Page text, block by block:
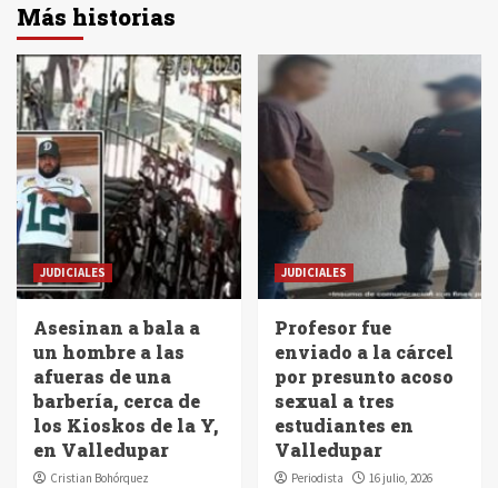
Más historias
JUDICIALES
Asesinan a bala a
un hombre a las
afueras de una
barbería, cerca de
los Kioskos de la Y,
en Valledupar
Cristian Bohórquez
JUDICIALES
Profesor fue
enviado a la cárcel
por presunto acoso
sexual a tres
estudiantes en
Valledupar
Periodista 16 julio, 2026